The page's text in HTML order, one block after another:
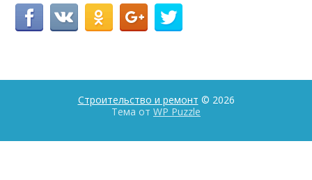
Строительство и ремонт © 2026
Тема от WP Puzzle